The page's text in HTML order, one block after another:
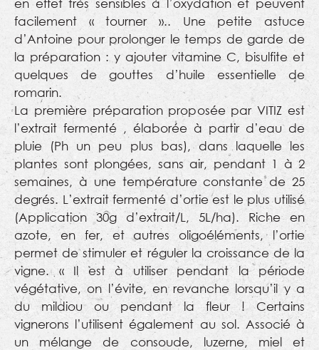
en effet très sensibles à l’oxydation et peuvent
facilement « tourner ».. Une petite astuce
d’Antoine pour prolonger le temps de garde de
la préparation : y ajouter vitamine C, bisulfite et
quelques de gouttes d’huile essentielle de
romarin.
La première préparation proposée par VITIZ est
l’extrait fermenté , élaborée à partir d’eau de
pluie (Ph un peu plus bas), dans laquelle les
plantes sont plongées, sans air, pendant 1 à 2
semaines, à une température constante de 25
degrés. L’extrait fermenté d’ortie est le plus utilisé
(Application 30g d’extrait/L, 5L/ha). Riche en
azote, en fer, et autres oligoéléments, l’ortie
permet de stimuler et réguler la croissance de la
vigne. « Il est à utiliser pendant la période
végétative, on l’évite, en revanche lorsqu’il y a
du mildiou ou pendant la fleur ! Certains
vignerons l’utilisent également au sol. Associé à
un mélange de consoude, luzerne, miel et